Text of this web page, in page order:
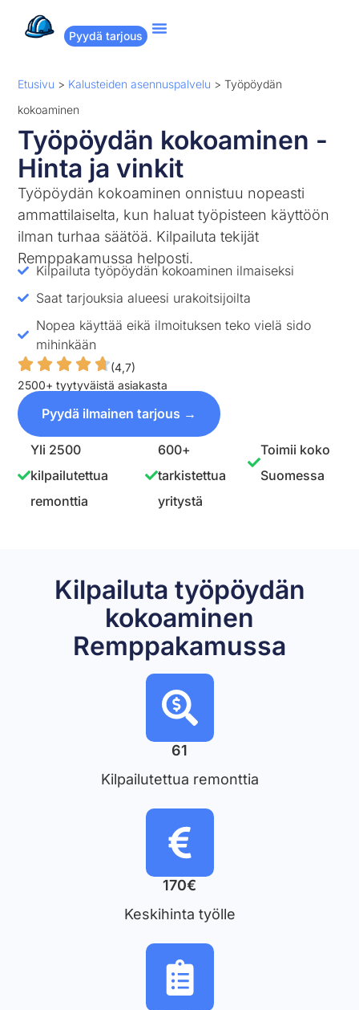
Pyydä tarjous
Etusivu > Kalusteiden asennuspalvelu >Työpöydän
kokoaminen
Työpöydän kokoaminen -
Hinta ja vinkit
Työpöydän kokoaminen onnistuu nopeasti
ammattilaiselta, kun haluat työpisteen käyttöön
ilman turhaa säätöä. Kilpailuta tekijät
Remppakamussa helposti.
Kilpailuta työpöydän kokoaminen ilmaiseksi
Saat tarjouksia alueesi urakoitsijoilta
Nopea käyttää eikä ilmoituksen teko vielä sido
mihinkään
(4,7)
2500+ tyytyväistä asiakasta
Pyydä ilmainen tarjous →
Yli 2500
kilpailutettua
remonttia
600+
tarkistettua
yritystä
Toimii koko
Suomessa
Kilpailuta työpöydän
kokoaminen
Remppakamussa
61
Kilpailutettua remonttia
170€
Keskihinta työlle